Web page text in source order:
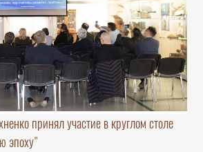
принял участие в круглом столе
эпоху"